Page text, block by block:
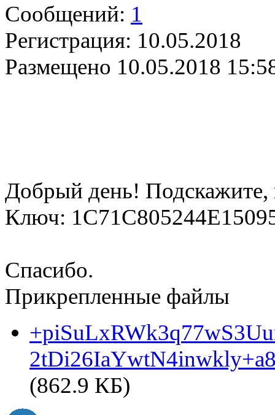
Сообщений: 1
Регистрация: 10.05.2018
Размещено 10.05.2018
Добрый день!
Ключ:
Спасибо.
Прикрепленные файлы
(862.9 КБ)